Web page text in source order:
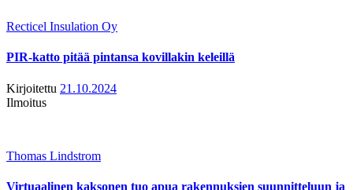
Recticel Insulation Oy
PIR-katto pitää pintansa kovillakin keleillä
Kirjoitettu 21.10.2024
Ilmoitus
Thomas Lindstrom
Virtuaalinen kaksonen tuo apua rakennuksien suunnitteluun ja